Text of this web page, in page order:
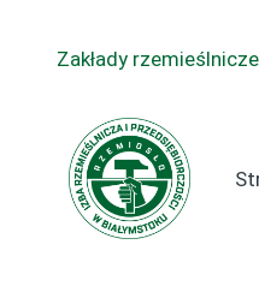
Zakłady rzemieślnicze